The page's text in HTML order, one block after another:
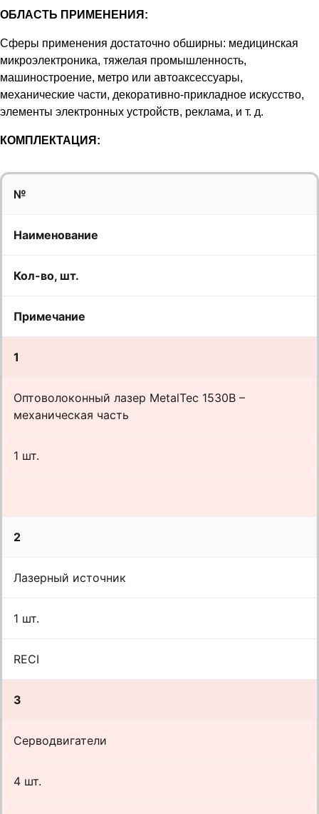
ОБЛАСТЬ ПРИМЕНЕНИЯ:
Сферы применения достаточно обширны: медицинская
микроэлектроника, тяжелая промышленность,
машиностроение, метро или автоаксессуары,
механические части, декоративно-прикладное искусство,
элементы электронных устройств, реклама, и т. д.
КОМПЛЕКТАЦИЯ:
№
Наименование
Кол-во, шт.
Примечание
1
Оптоволоконный лазер MetalTec 1530B –
механическая часть
1 шт.
2
Лазерный источник
1 шт.
RECI
3
Серводвигатели
4 шт.